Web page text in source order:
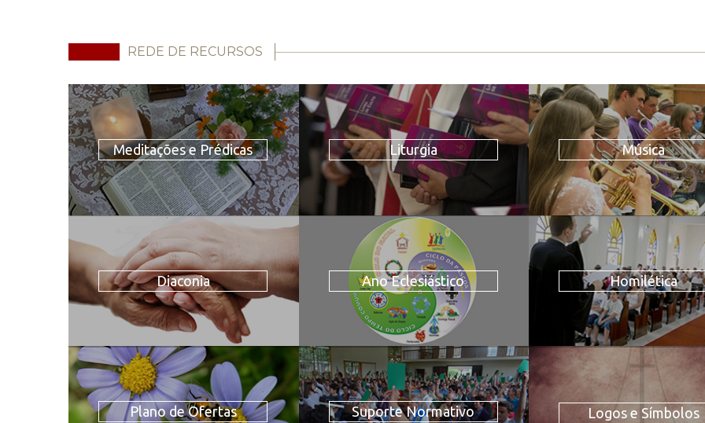
REDE DE RECURSOS
Meditações e Prédicas Liturgia Música
Diaconia Ano Eclesiástico Homilética
Plano de Ofertas Suporte Normativo Logos e Símbolos